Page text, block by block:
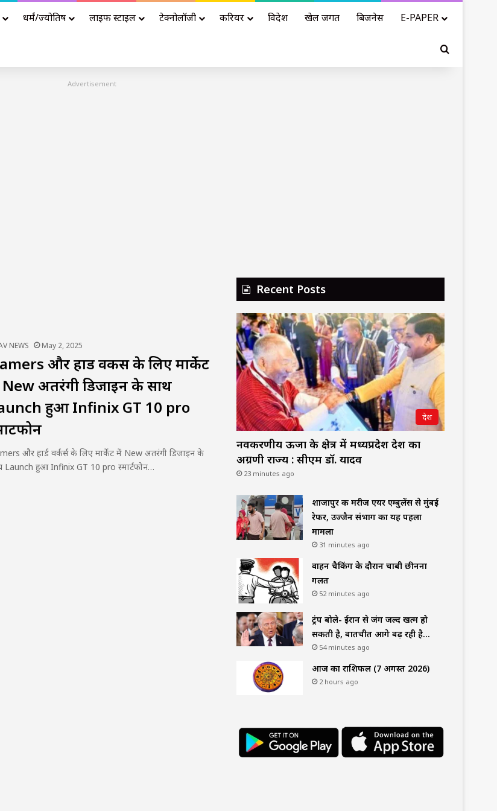
धर्मं/ज्योतिष लाइफ स्टाइल टेक्नोलॉजी करियर विदेश खेल जगत बिजनेस E-PAPER
Search for
Advertisement
NEWS May 2, 2025
और हार्ड वर्कर्स के लिए मार्केट
अतरंगी डिजाइन के साथ
हुआ Infinix GT 10 pro
और हार्ड वर्कर्स के लिए मार्केट में New अतरंगी डिजाइन के
Launch हुआ Infinix GT 10 pro स्मार्टफोन…
Recent Posts
देश
नवकरणीय ऊर्जा के क्षेत्र में मध्यप्रदेश देश का
अग्रणी राज्य : सीएम डॉ. यादव
23 minutes ago
शाजापुर की मरीज एयर एम्बुलेंस से मुंबई
रेफर, उज्जैन संभाग का यह पहला
मामला
31 minutes ago
वाहन चैकिंग के दौरान चाबी छीनना
गलत
52 minutes ago
ट्रंप बोले- ईरान से जंग जल्द खत्म हो
सकती है, बातचीत आगे बढ़ रही है…
54 minutes ago
आज का राशिफल (7 अगस्त 2026)
2 hours ago